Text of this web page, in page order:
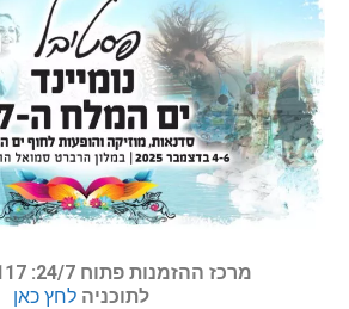
מרכז ההזמנות פתוח 24/7: 058-6244117
לתוכניה לחץ כאן